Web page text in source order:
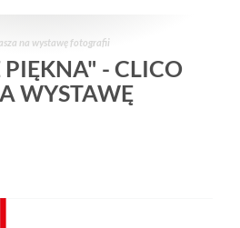
na wystawę fotografii
- CLICO
WYSTAWĘ